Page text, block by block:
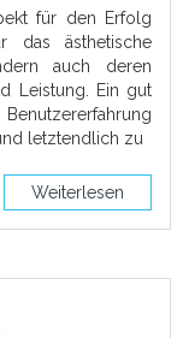
für den Erfolg
das ästhetische
auch deren
Leistung. Ein gut
letztendlich zu
Weiterlesen